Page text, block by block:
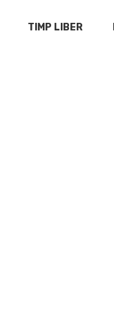
TIMP LIBER